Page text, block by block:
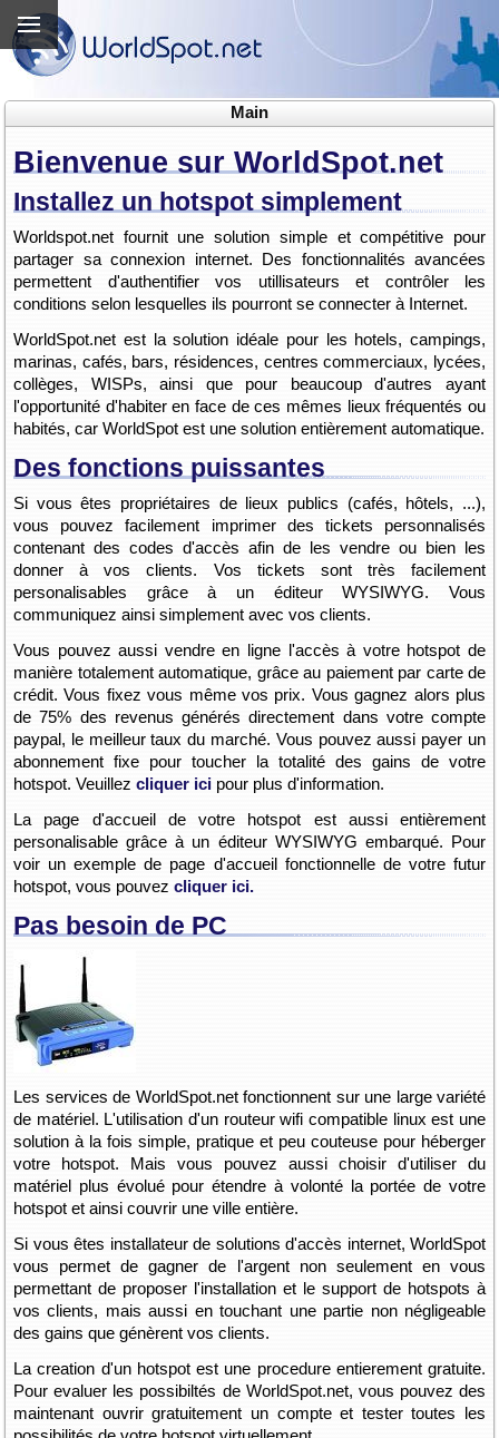
Main
Bienvenue sur WorldSpot.net
Installez un hotspot simplement
Worldspot.net fournit une solution simple et compétitive pour
partager sa connexion internet. Des fonctionnalités avancées
permettent d'authentifier vos utillisateurs et contrôler les
conditions selon lesquelles ils pourront se connecter à Internet.
WorldSpot.net est la solution idéale pour les hotels, campings,
marinas, cafés, bars, résidences, centres commerciaux, lycées,
collèges, WISPs, ainsi que pour beaucoup d'autres ayant
l'opportunité d'habiter en face de ces mêmes lieux fréquentés ou
habités, car WorldSpot est une solution entièrement automatique.
Des fonctions puissantes
Si vous êtes propriétaires de lieux publics (cafés, hôtels, ...),
vous pouvez facilement imprimer des tickets personnalisés
contenant des codes d'accès afin de les vendre ou bien les
donner à vos clients. Vos tickets sont très facilement
personalisables grâce à un éditeur WYSIWYG. Vous
communiquez ainsi simplement avec vos clients.
Vous pouvez aussi vendre en ligne l'accès à votre hotspot de
manière totalement automatique, grâce au paiement par carte de
crédit. Vous fixez vous même vos prix. Vous gagnez alors plus
de 75% des revenus générés directement dans votre compte
paypal, le meilleur taux du marché. Vous pouvez aussi payer un
abonnement fixe pour toucher la totalité des gains de votre
hotspot. Veuillez cliquer ici pour plus d'information.
La page d'accueil de votre hotspot est aussi entièrement
personalisable grâce à un éditeur WYSIWYG embarqué. Pour
voir un exemple de page d'accueil fonctionnelle de votre futur
hotspot, vous pouvez cliquer ici.
Pas besoin de PC
Les services de WorldSpot.net fonctionnent sur une large variété
de matériel. L'utilisation d'un routeur wifi compatible linux est une
solution à la fois simple, pratique et peu couteuse pour héberger
votre hotspot. Mais vous pouvez aussi choisir d'utiliser du
matériel plus évolué pour étendre à volonté la portée de votre
hotspot et ainsi couvrir une ville entière.
Si vous êtes installateur de solutions d'accès internet, WorldSpot
vous permet de gagner de l'argent non seulement en vous
permettant de proposer l'installation et le support de hotspots à
vos clients, mais aussi en touchant une partie non négligeable
des gains que génèrent vos clients.
La creation d'un hotspot est une procedure entierement gratuite.
Pour evaluer les possibiltés de WorldSpot.net, vous pouvez des
maintenant ouvrir gratuitement un compte et tester toutes les